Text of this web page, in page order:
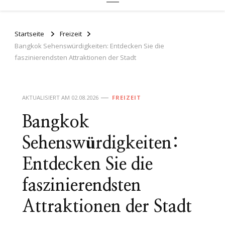
Startseite
Freizeit
Bangkok Sehenswürdigkeiten: Entdecken Sie die
faszinierendsten Attraktionen der Stadt
AKTUALISIERT AM 02.08.2026 FREIZEIT
Bangkok
Sehenswürdigkeiten:
Entdecken Sie die
faszinierendsten
Attraktionen der Stadt